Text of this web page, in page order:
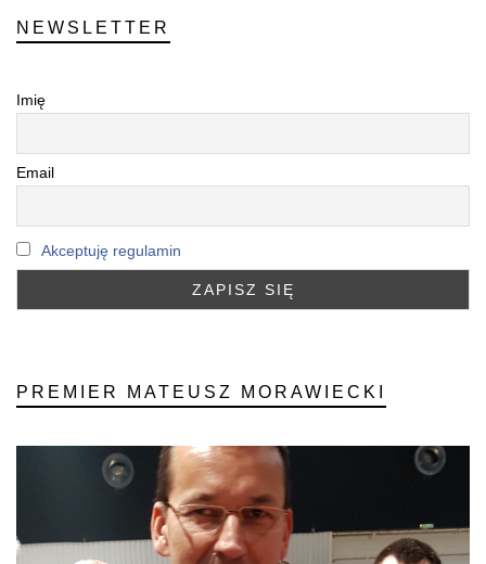
NEWSLETTER
Imię
Email
Akceptuję regulamin
PREMIER MATEUSZ MORAWIECKI